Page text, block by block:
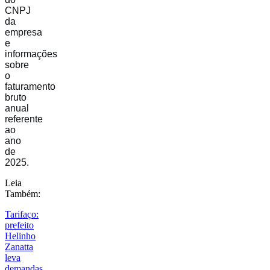
CNPJ
da
empresa
e
informações
sobre
o
faturamento
bruto
anual
referente
ao
ano
de
2025.
Leia
Também:
Tarifaço:
prefeito
Helinho
Zanatta
leva